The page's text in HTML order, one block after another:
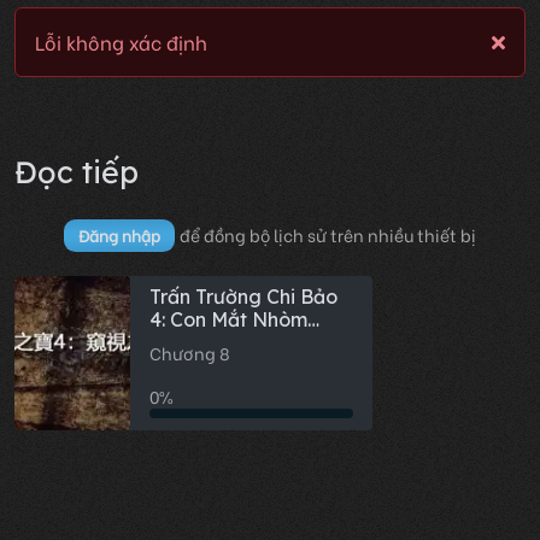
Lỗi không xác định
Đọc tiếp
Đăng nhập để đồng bộ lịch sử trên nhiều thiết bị
Trấn Trường Chi Bảo
4: Con Mắt Nhòm
Ngó
Chương 8
0%